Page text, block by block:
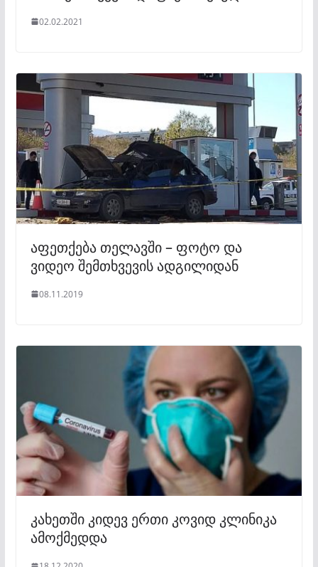
02.02.2021
აფეთქება თელავში – ფოტო და
ვიდეო შემთხვევის ადგილიდან
08.11.2019
კახეთში კიდევ ერთი კოვიდ კლინიკა
ამოქმედდა